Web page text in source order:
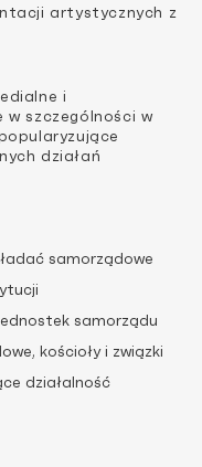
artystycznych z
i
w szczególności w
działań
samorządowe
samorządu
kościoły i związki
działalność